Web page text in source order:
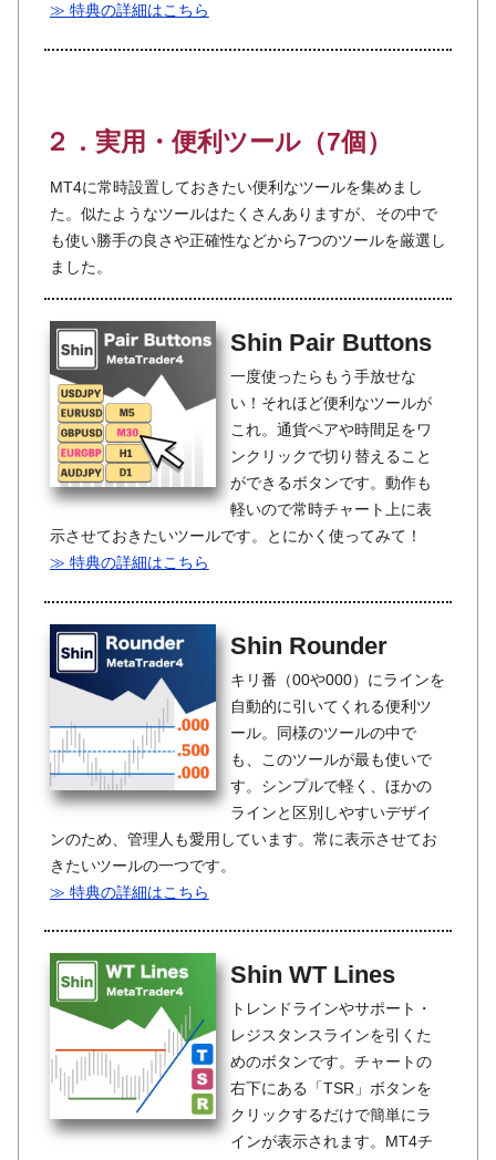
≫ 特典の詳細はこちら
２．実用・便利ツール（7個）
MT4に常時設置しておきたい便利なツールを集めまし
た。似たようなツールはたくさんありますが、その中で
も使い勝手の良さや正確性などから7つのツールを厳選し
ました。
Shin Pair Buttons
一度使ったらもう手放せな
い！それほど便利なツールが
これ。通貨ペアや時間足をワ
ンクリックで切り替えること
ができるボタンです。動作も
軽いので常時チャート上に表
示させておきたいツールです。とにかく使ってみて！
≫ 特典の詳細はこちら
Shin Rounder
キリ番（00や000）にラインを
自動的に引いてくれる便利ツ
ール。同様のツールの中で
も、このツールが最も使いで
す。シンプルで軽く、ほかの
ラインと区別しやすいデザイ
ンのため、管理人も愛用しています。常に表示させてお
きたいツールの一つです。
≫ 特典の詳細はこちら
Shin WT Lines
トレンドラインやサポート・
レジスタンスラインを引くた
めのボタンです。チャートの
右下にある「TSR」ボタンを
クリックするだけで簡単にラ
インが表示されます。MT4チ